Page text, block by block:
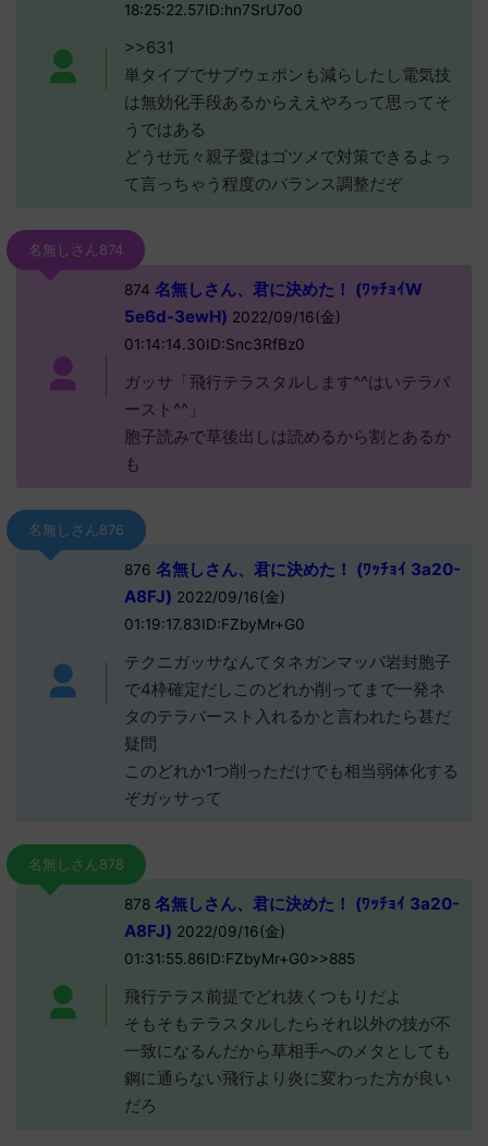
18:25:22.57ID:hn7SrU7o0
>>631
単タイプでサブウェポンも減らしたし電気技
は無効化手段あるからええやろって思ってそ
うではある
どうせ元々親子愛はゴツメで対策できるよっ
て言っちゃう程度のバランス調整だぞ
名無しさん874
874 名無しさん、君に決めた！ (ﾜｯﾁｮｲW
5e6d-3ewH) 2022/09/16(金)
01:14:14.30ID:Snc3RfBz0
ガッサ「飛行テラスタルします^^はいテラバ
ースト^^」
胞子読みで草後出しは読めるから割とあるか
も
名無しさん876
876 名無しさん、君に決めた！ (ﾜｯﾁｮｲ 3a20-
A8FJ) 2022/09/16(金)
01:19:17.83ID:FZbyMr+G0
テクニガッサなんてタネガンマッパ岩封胞子
で4枠確定だしこのどれか削ってまで一発ネ
タのテラバースト入れるかと言われたら甚だ
疑問
このどれか1つ削っただけでも相当弱体化する
ぞガッサって
名無しさん878
878名無しさん、君に決めた！ (ﾜｯﾁｮｲ 3a20-
A8FJ) 2022/09/16(金)
01:31:55.86ID:FZbyMr+G0>>885
飛行テラス前提でどれ抜くつもりだよ
そもそもテラスタルしたらそれ以外の技が不
一致になるんだから草相手へのメタとしても
鋼に通らない飛行より炎に変わった方が良い
だろ